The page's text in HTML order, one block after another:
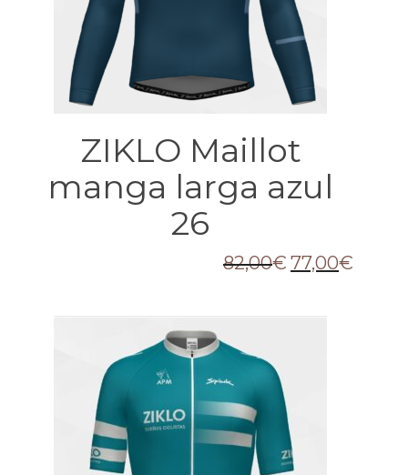
ZIKLO Maillot
manga larga azul
26
82,00€ 77,00€